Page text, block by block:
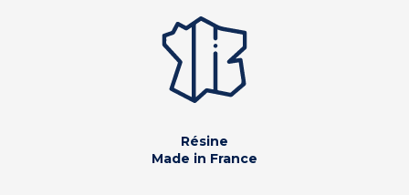
Résine
Made in France